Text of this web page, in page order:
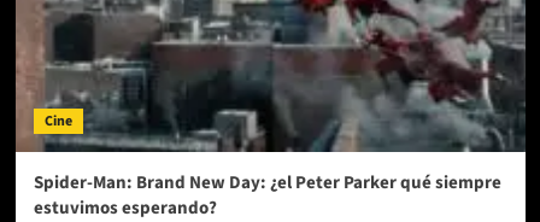
Cine
Spider-Man: Brand New Day: ¿el Peter Parker qué siempre
estuvimos esperando?